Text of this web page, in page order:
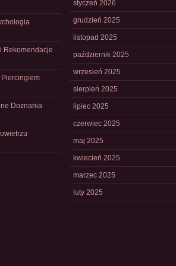
Rekomendacje
Piercingiem
Doznania
styczeń 2026
grudzień 2025
listopad 2025
październik 2025
wrzesień 2025
sierpień 2025
lipiec 2025
czerwiec 2025
maj 2025
kwiecień 2025
marzec 2025
luty 2025